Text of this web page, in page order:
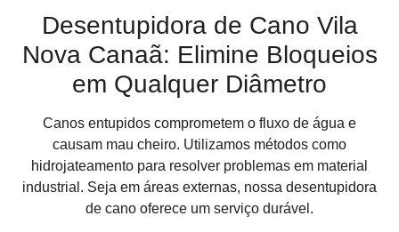
Desentupidora de Cano Vila
Nova Canaã: Elimine Bloqueios
em Qualquer Diâmetro
Canos entupidos comprometem o fluxo de água e
causam mau cheiro. Utilizamos métodos como
hidrojateamento para resolver problemas em material
industrial. Seja em áreas externas, nossa desentupidora
de cano oferece um serviço durável.